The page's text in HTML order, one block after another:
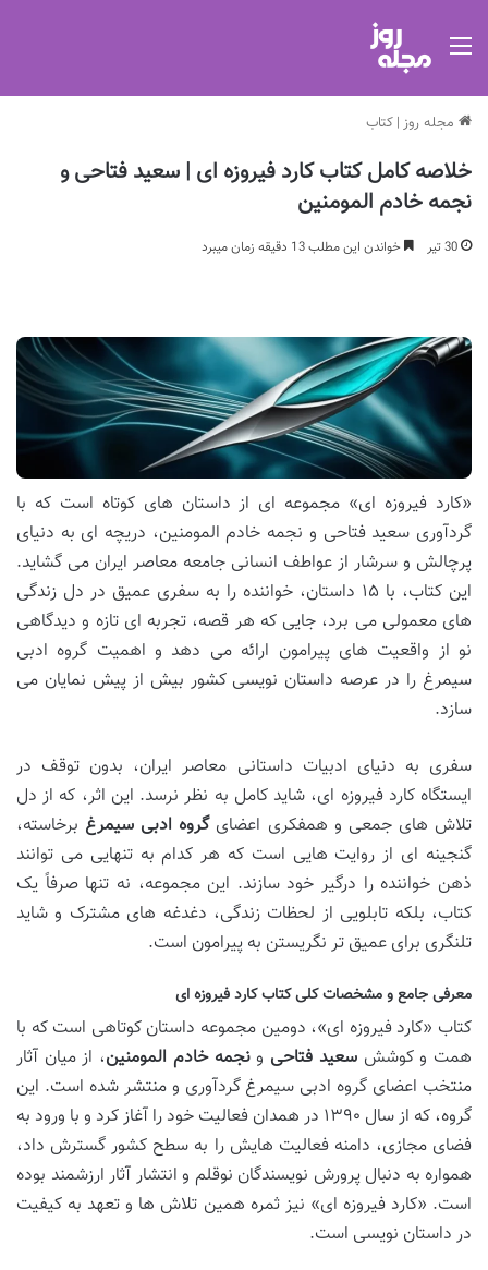
مجله روز | کتاب
خلاصه کامل کتاب کارد فیروزه ای | سعید فتاحی و
نجمه خادم المومنین
30 تیر خواندن این مطلب 13 دقیقه زمان میبرد
«کارد فیروزه ای» مجموعه ای از داستان های کوتاه است که با
گردآوری سعید فتاحی و نجمه خادم المومنین، دریچه ای به دنیای
پرچالش و سرشار از عواطف انسانی جامعه معاصر ایران می گشاید.
این کتاب، با ۱۵ داستان، خواننده را به سفری عمیق در دل زندگی
های معمولی می برد، جایی که هر قصه، تجربه ای تازه و دیدگاهی
نو از واقعیت های پیرامون ارائه می دهد و اهمیت گروه ادبی
سیمرغ را در عرصه داستان نویسی کشور بیش از پیش نمایان می
سازد.
سفری به دنیای ادبیات داستانی معاصر ایران، بدون توقف در
ایستگاه کارد فیروزه ای، شاید کامل به نظر نرسد. این اثر، که از دل
تلاش های جمعی و همفکری اعضایگروه ادبی سیمرغ برخاسته،
گنجینه ای از روایت هایی است که هر کدام به تنهایی می توانند
ذهن خواننده را درگیر خود سازند. این مجموعه، نه تنها صرفاً یک
کتاب، بلکه تابلویی از لحظات زندگی، دغدغه های مشترک و شاید
تلنگری برای عمیق تر نگریستن به پیرامون است.
معرفی جامع و مشخصات کلی کتاب کارد فیروزه ای
کتاب «کارد فیروزه ای»، دومین مجموعه داستان کوتاهی است که با
همت و کوششسعید فتاحی ونجمه خادم المومنین، از میان آثار
منتخب اعضای گروه ادبی سیمرغ گردآوری و منتشر شده است. این
گروه، که از سال ۱۳۹۰ در همدان فعالیت خود را آغاز کرد و با ورود به
فضای مجازی، دامنه فعالیت هایش را به سطح کشور گسترش داد،
همواره به دنبال پرورش نویسندگان نوقلم و انتشار آثار ارزشمند بوده
است. «کارد فیروزه ای» نیز ثمره همین تلاش ها و تعهد به کیفیت
در داستان نویسی است.